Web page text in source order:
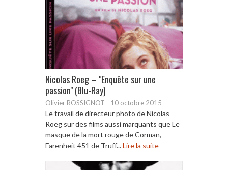
Nicolas Roeg – "Enquête sur une
passion" (Blu-Ray)
Olivier ROSSIGNOT - 10 octobre 2015
Le travail de directeur photo de Nicolas
Roeg sur des films aussi marquants que Le
masque de la mort rouge de Corman,
Farenheit 451 de Truff...Lire la suite